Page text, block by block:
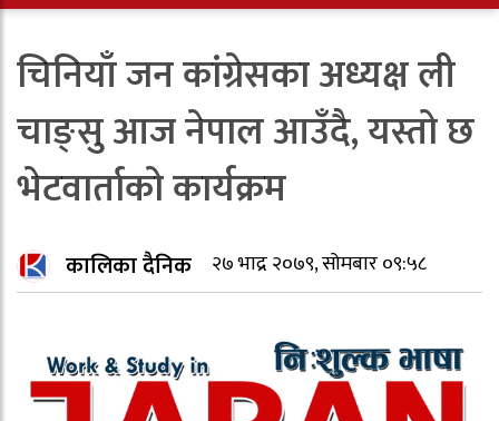
चिनियाँ जन कांग्रेसका अध्यक्ष ली
चाङ्सु आज नेपाल आउँदै, यस्तो छ
भेटवार्ताको कार्यक्रम
कालिका दैनिक २७ भाद्र २०७९, सोमबार ०९:५८